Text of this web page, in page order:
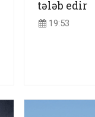
tələb edir
19:53